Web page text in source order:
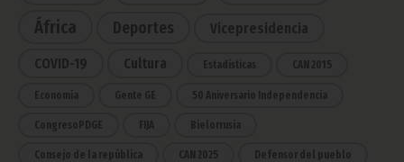
África
Deportes Vicepresidencia
COVID-19 Cultura Estadísticas CAN 2015
Economía Gente GE 50 Aniversario Independencia
CongresoPDGE FIJA Bielorrusia
Consejo de la república CAN 2025 Defensor del pueblo